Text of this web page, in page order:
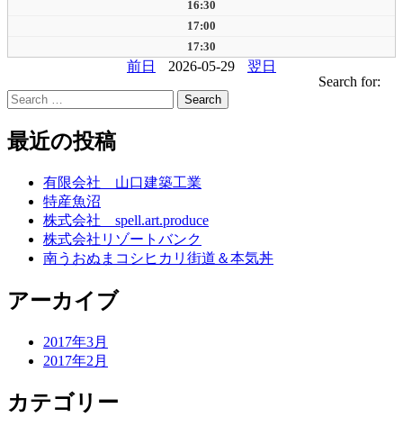
16:30
17:00
17:30
前日 2026-05-29
翌日
Search for:
最近の投稿
有限会社 山口建築工業
特産魚沼
株式会社 spell.art.produce
株式会社リゾートバンク
南うおぬまコシヒカリ街道＆本気丼
アーカイブ
2017年3月
2017年2月
カテゴリー